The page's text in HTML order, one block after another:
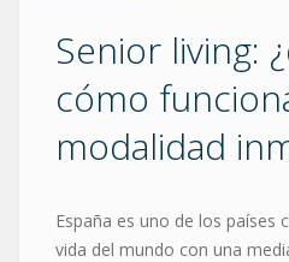
Senior living:
cómo
modalidad
España es uno de los países
vida del mundo con una